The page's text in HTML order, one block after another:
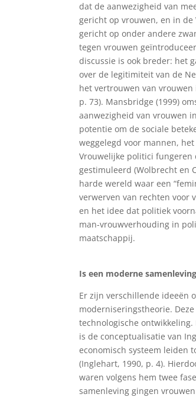
dat de aanwezigheid van
gericht op vrouwen, en in
gericht op onder andere
tegen vrouwen
discussie is ook breder: het
over de legitimiteit van de
het vertrouwen van
p. 73). Mansbridge (1999)
aanwezigheid van vrouwen
potentie om de sociale
weggelegd voor mannen,
Vrouwelijke politici fungeren
gestimuleerd (Wolbrecht en
harde wereld waar een
verwerven van rechten voor
en het idee dat politiek
man-vrouwverhouding in
maatschappij.
Is een moderne
Er zijn verschillende ideeën
moderniseringstheorie.
technologische
is de conceptualisatie van
economisch systeem leiden
(Inglehart, 1990, p. 4).
waren volgens hem twee
samenleving gingen